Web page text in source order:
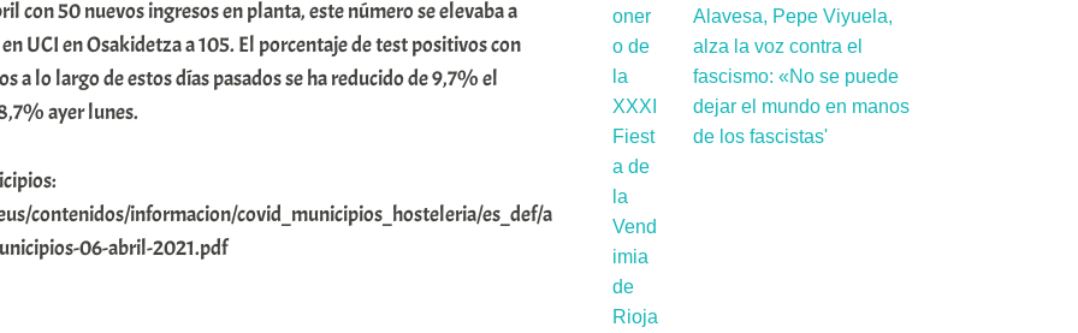
con 50 nuevos ingresos en planta, este número se elevaba a
UCI en Osakidetza a 105. El porcentaje de test positivos con
a lo largo de estos días pasados se ha reducido de 9,7% el
ayer lunes.
contenidos/informacion/covid_municipios_hosteleria/es_def/a
06-abril-2021.pdf
Alavesa, Pepe Viyuela,
alza la voz contra el
fascismo: «No se puede
dejar el mundo en manos
de los fascistas'